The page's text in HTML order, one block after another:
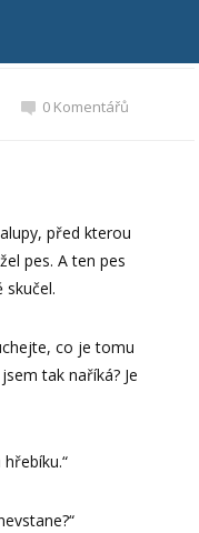
0 Komentářů
před kterou
pes. A ten pes
skučel.
co je tomu
tak naříká? Je